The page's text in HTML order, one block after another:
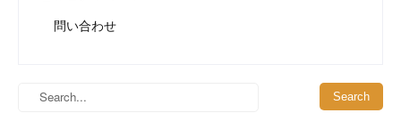
問い合わせ